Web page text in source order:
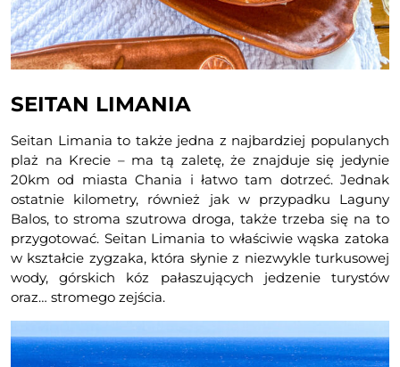
SEITAN LIMANIA
Seitan Limania to także jedna z najbardziej populanych
plaż na Krecie – ma tą zaletę, że znajduje się jedynie
20km od miasta Chania i łatwo tam dotrzeć. Jednak
ostatnie kilometry, również jak w przypadku Laguny
Balos, to stroma szutrowa droga, także trzeba się na to
przygotować. Seitan Limania to właściwie wąska zatoka
w kształcie zygzaka, która słynie z niezwykle turkusowej
wody, górskich kóz pałaszujących jedzenie turystów
oraz… stromego zejścia.